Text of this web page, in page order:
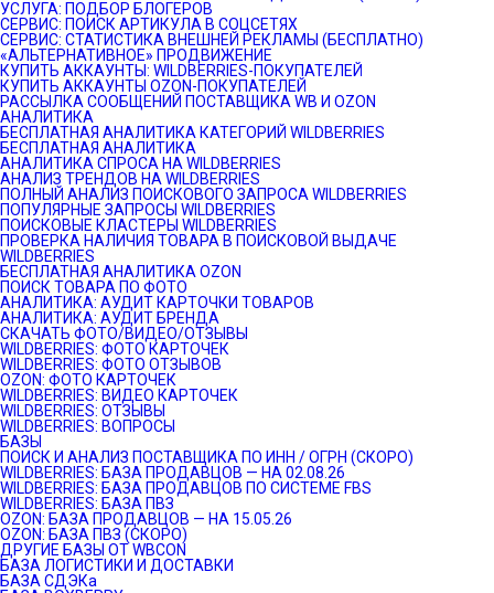
УСЛУГА: ПОДБОР БЛОГЕРОВ
СЕРВИС: ПОИСК АРТИКУЛА В СОЦСЕТЯХ
СЕРВИС: СТАТИСТИКА ВНЕШНЕЙ РЕКЛАМЫ (БЕСПЛАТНО)
«АЛЬТЕРНАТИВНОЕ» ПРОДВИЖЕНИЕ
КУПИТЬ АККАУНТЫ: WILDBERRIES-ПОКУПАТЕЛЕЙ
КУПИТЬ АККАУНТЫ OZON-ПОКУПАТЕЛЕЙ
РАССЫЛКА СООБЩЕНИЙ ПОСТАВЩИКА WB И OZON
АНАЛИТИКА
БЕСПЛАТНАЯ АНАЛИТИКА КАТЕГОРИЙ WILDBERRIES
БЕСПЛАТНАЯ АНАЛИТИКА
АНАЛИТИКА СПРОСА НА WILDBERRIES
АНАЛИЗ ТРЕНДОВ НА WILDBERRIES
ПОЛНЫЙ АНАЛИЗ ПОИСКОВОГО ЗАПРОСА WILDBERRIES
ПОПУЛЯРНЫЕ ЗАПРОСЫ WILDBERRIES
ПОИСКОВЫЕ КЛАСТЕРЫ WILDBERRIES
ПРОВЕРКА НАЛИЧИЯ ТОВАРА В ПОИСКОВОЙ ВЫДАЧЕ
WILDBERRIES
БЕСПЛАТНАЯ АНАЛИТИКА OZON
ПОИСК ТОВАРА ПО ФОТО
АНАЛИТИКА: АУДИТ КАРТОЧКИ ТОВАРОВ
АНАЛИТИКА: АУДИТ БРЕНДА
СКАЧАТЬ ФОТО/ВИДЕО/ОТЗЫВЫ
WILDBERRIES: ФОТО КАРТОЧЕК
WILDBERRIES: ФОТО ОТЗЫВОВ
OZON: ФОТО КАРТОЧЕК
WILDBERRIES: ВИДЕО КАРТОЧЕК
WILDBERRIES: ОТЗЫВЫ
WILDBERRIES: ВОПРОСЫ
БАЗЫ
ПОИСК И АНАЛИЗ ПОСТАВЩИКА ПО ИНН / ОГРН (СКОРО)
WILDBERRIES: БАЗА ПРОДАВЦОВ — НА 02.08.26
WILDBERRIES: БАЗА ПРОДАВЦОВ ПО СИСТЕМЕ FBS
WILDBERRIES: БАЗА ПВЗ
OZON: БАЗА ПРОДАВЦОВ — НА 15.05.26
OZON: БАЗА ПВЗ (СКОРО)
ДРУГИЕ БАЗЫ ОТ WBCON
БАЗА ЛОГИСТИКИ И ДОСТАВКИ
БАЗА СДЭКа